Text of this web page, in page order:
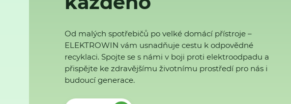
Od malých spotřebičů po velké domácí přístroje –
ELEKTROWIN vám usnadňuje cestu k odpovědné
recyklaci. Spojte se s námi v boji proti elektroodpadu a
přispějte ke zdravějšímu životnímu prostředí pro nás i
budoucí generace.